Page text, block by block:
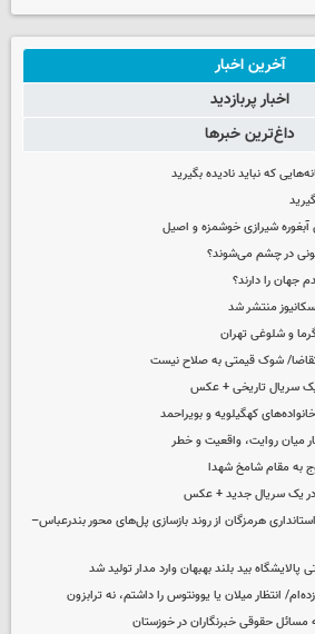
آخرین اخبار
اخبار پربازدید
داغ‌ترین خبرها
که نباید نادیده بگیرید
شیرازی خوشمزه و اصیل
در چشم می‌شوند؟
جهان را دارند؟
منتشر شد
تقاضا/ شوک قیمتی به صلاح نیست
یک سریال تاریخی + عکس
کهگیلویه و بویراحمد
میان روایت، واقعیت و خطر
به مقام شامخ شهدا
در یک سریال جدید + عکس
هرمزگان از روند بازسازی پل‌های محور بندرعباس–
انتظار میلان یا یوونتوس را داشتم، نه ترابزون
حقوقی خبرنگاران در خوزستان